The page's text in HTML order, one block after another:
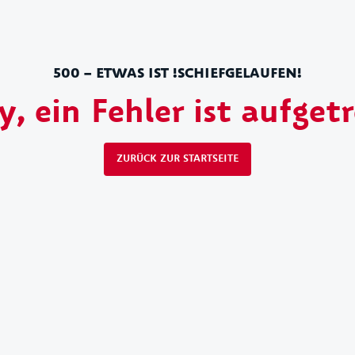
500 – ETWAS IST !SCHIEFGELAUFEN!
ein Fehler ist
ZURÜCK ZUR STARTSEITE